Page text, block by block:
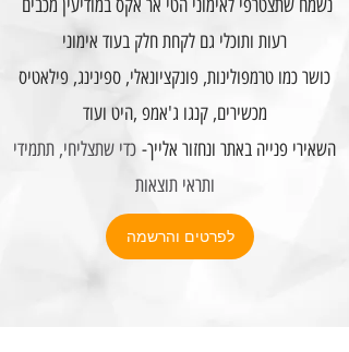
רעות ותוכלי גם לקחת חלק בעוד אימוני
כושר כמו טרמפולינות, פונקציונאלי, ספינינג, פילאטיס
מכשירים, קנגו ג'אמפ ,היט ועוד
השאירי פנייה באתר ונחזור אלייך- כדי שתצליחי, תתמידי
ותראי תוצאות
לפרטים והרשמה